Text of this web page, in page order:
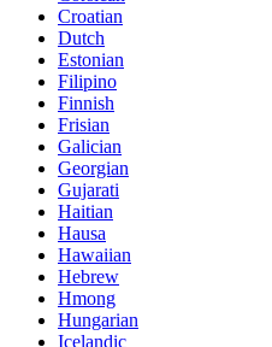
Croatian
Dutch
Estonian
Filipino
Finnish
Frisian
Galician
Georgian
Gujarati
Haitian
Hausa
Hawaiian
Hebrew
Hmong
Hungarian
Icelandic